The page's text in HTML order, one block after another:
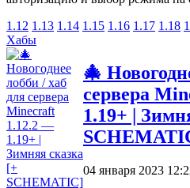
1.12 1.13 1.14 1.15 1.16 1.17 1.18
Хабы
🎄
сервера
1.19+ |
04 января 2023